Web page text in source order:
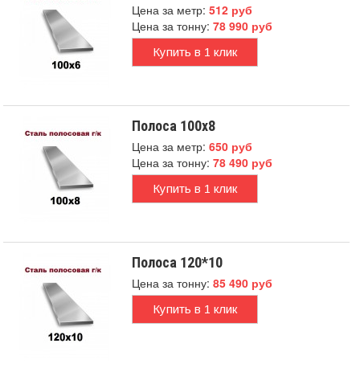
Цена за метр:512 руб
Цена за тонну:78 990 руб
Купить в 1 клик
Полоса 100x8
Цена за метр:650 руб
Цена за тонну:78 490 руб
Купить в 1 клик
Полоса 120*10
Цена за тонну:85 490 руб
Купить в 1 клик